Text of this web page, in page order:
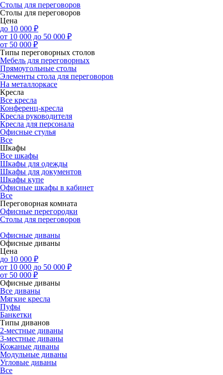
Столы для переговоров
Столы для переговоров
Цена
до 10 000 ₽
от 10 000 до 50 000 ₽
от 50 000 ₽
Типы переговорных столов
Мебель для переговорных
Прямоугольные столы
Элементы стола для переговоров
На металлоркасе
Кресла
Все кресла
Конференц-кресла
Кресла руководителя
Кресла для персонала
Офисные стулья
Все
Шкафы
Все шкафы
Шкафы для одежды
Шкафы для документов
Шкафы купе
Офисные шкафы в кабинет
Все
Переговорная комната
Офисные перегородки
Столы для переговоров
Офисные диваны
Офисные диваны
Цена
до 10 000 ₽
от 10 000 до 50 000 ₽
от 50 000 ₽
Офисные диваны
Все диваны
Мягкие кресла
Пуфы
Банкетки
Типы диванов
2-местные диваны
3-местные диваны
Кожаные диваны
Модульные диваны
Угловые диваны
Все